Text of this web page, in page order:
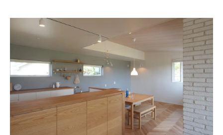
断熱リノベ
平屋
教室・サロン
シンプル
ジャパンディ
北欧